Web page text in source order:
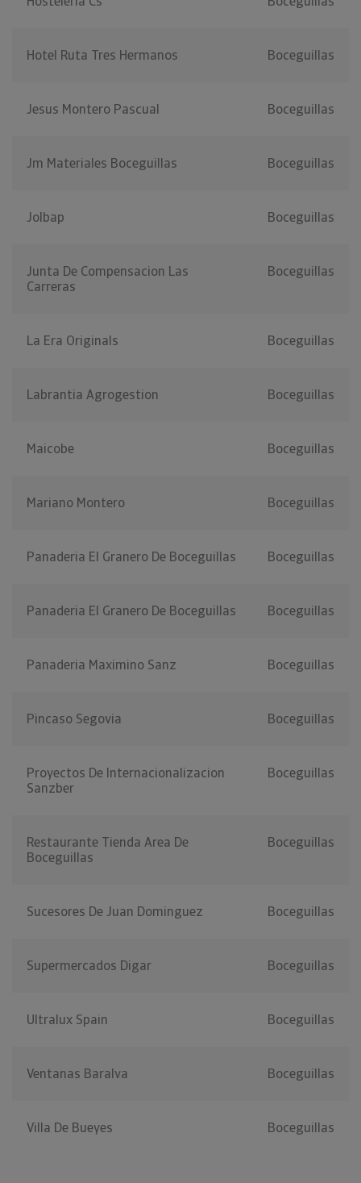
Hotel Ruta Tres Hermanos Boceguillas
Jesus Montero Pascual Boceguillas
Jm Materiales Boceguillas Boceguillas
Jolbap Boceguillas
Junta De Compensacion Las
Carreras
Boceguillas
La Era Originals Boceguillas
Labrantia Agrogestion Boceguillas
Maicobe Boceguillas
Mariano Montero Boceguillas
Panaderia El Granero De Boceguillas Boceguillas
Panaderia El Granero De Boceguillas Boceguillas
Panaderia Maximino Sanz Boceguillas
Pincaso Segovia Boceguillas
Proyectos De Internacionalizacion
Sanzber
Boceguillas
Restaurante Tienda Area De
Boceguillas
Boceguillas
Sucesores De Juan Dominguez Boceguillas
Supermercados Digar Boceguillas
Ultralux Spain Boceguillas
Ventanas Baralva Boceguillas
Villa De Bueyes Boceguillas